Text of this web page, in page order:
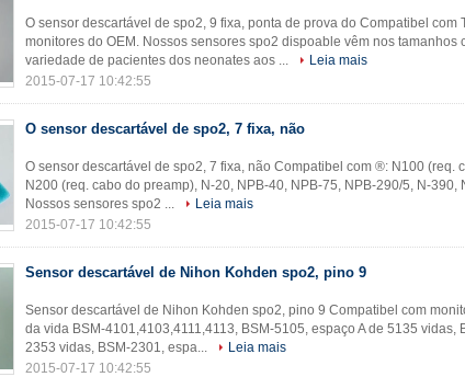
O sensor descartável de spo2, 9 fixa, ponta de prova do Compatibel com
monitores do OEM. Nossos sensores spo2 dispoable vêm nos tamanhos
variedade de pacientes dos neonates aos ...
Leia mais
2015-07-17 10:42:55
O sensor descartável de spo2, 7 fixa, não
O sensor descartável de spo2, 7 fixa, não Compatibel com ®: N100 (req.
N200 (req. cabo do preamp), N-20, NPB-40, NPB-75, NPB-290/5, N-390,
Nossos sensores spo2 ...
Leia mais
2015-07-17 10:42:55
Sensor descartável de Nihon Kohden spo2, pino 9
Sensor descartável de Nihon Kohden spo2, pino 9 Compatibel com
da vida BSM-4101,4103,4111,4113, BSM-5105, espaço A de 5135 vidas,
2353 vidas, BSM-2301, espa...
Leia mais
2015-07-17 10:42:55